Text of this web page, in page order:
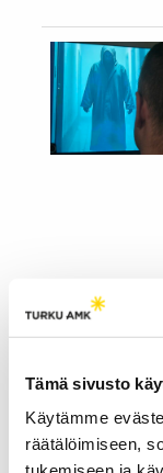
Tämä sivusto
Käytämme
räätälöimiseen,